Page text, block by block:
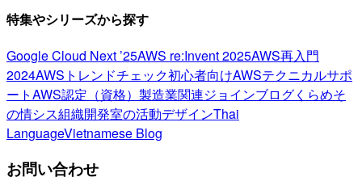
特集やシリーズから探す
Google Cloud Next ’25AWS re:Invent 2025AWS再入門
2024AWSトレンドチェック初心者向けAWSテクニカルサポ
ートAWS認定（資格） 製造業関連ジョインブログくらめそ
の情シス組織開発室の活動デザインThai
LanguageVietnamese Blog
お問い合わせ